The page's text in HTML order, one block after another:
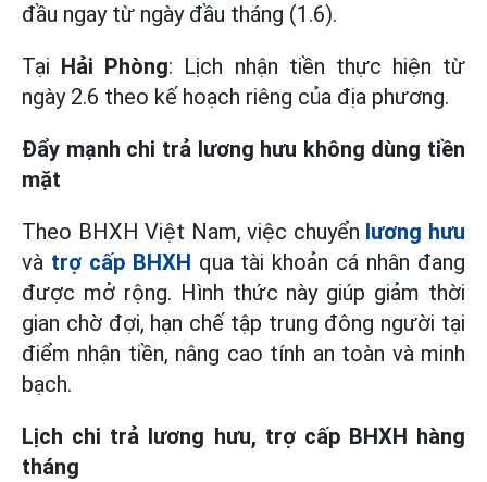
đầu ngay từ ngày đầu tháng (1.6).
Tại Hải Phòng: Lịch nhận tiền thực hiện từ
ngày 2.6 theo kế hoạch riêng của địa phương.
Đẩy mạnh chi trả lương hưu không dùng tiền
mặt
Theo BHXH Việt Nam, việc chuyển lương hưu
và trợ cấp BHXH qua tài khoản cá nhân đang
được mở rộng. Hình thức này giúp giảm thời
gian chờ đợi, hạn chế tập trung đông người tại
điểm nhận tiền, nâng cao tính an toàn và minh
bạch.
Lịch chi trả lương hưu, trợ cấp BHXH hàng
tháng